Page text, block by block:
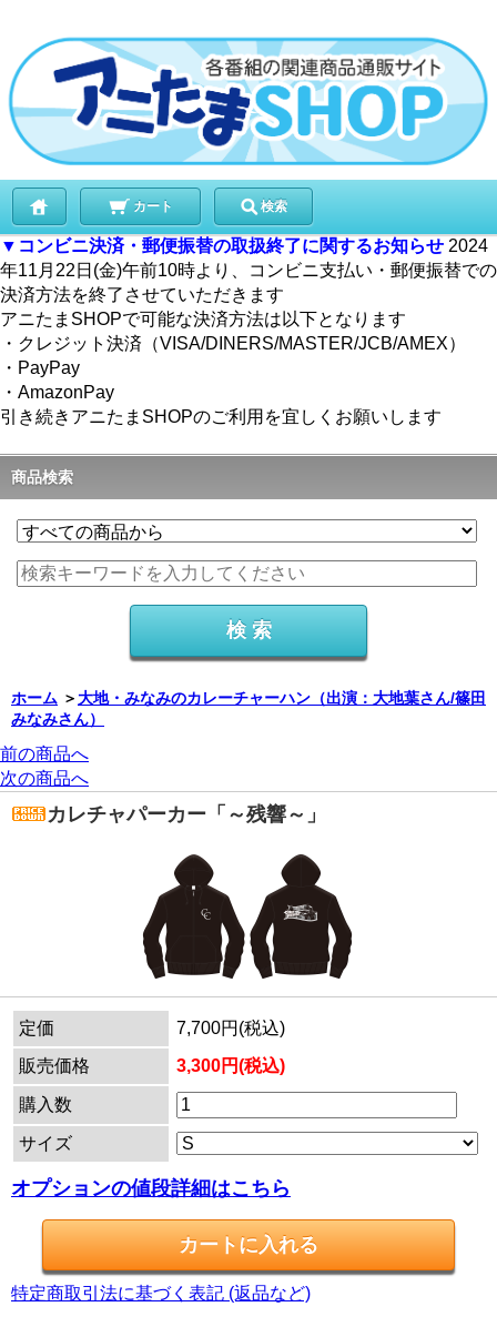
カート 検索
▼コンビニ決済・郵便振替の取扱終了に関するお知らせ 2024
年11月22日(金)午前10時より、コンビニ支払い・郵便振替での
決済方法を終了させていただきます
アニたまSHOPで可能な決済方法は以下となります
・クレジット決済（VISA/DINERS/MASTER/JCB/AMEX）
・PayPay
・AmazonPay
引き続きアニたまSHOPのご利用を宜しくお願いします
商品検索
ホーム ＞大地・みなみのカレーチャーハン（出演：大地葉さん/篠田
みなみさん）
前の商品へ
次の商品へ
カレチャパーカー「～残響～」
定価
7,700円(税込)
販売価格
3,300円(税込)
購入数
サイズ
オプションの値段詳細はこちら
特定商取引法に基づく表記 (返品など)